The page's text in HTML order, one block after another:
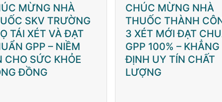
THÀNH CÔNG
MỚI ĐẠT CHUẨN
100% – KHẲNG
UY TÍN CHẤT
HEALTHCARE HOÀN
TẤT XÉT MỚI KHO
MỨC ĐỘ 1 – BƯỚC
TIẾN VỮNG CHẮC
TRONG PHÂN PHỐI
TOÀN DIỆN